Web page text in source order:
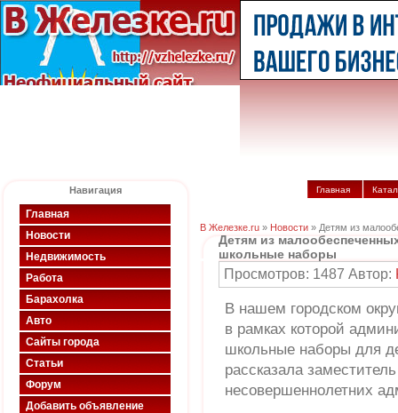
Навигация
Главная
Новости
Недвижимость
Работа
Барахолка
Авто
Сайты города
Статьи
Форум
Добавить объявление
Главная
В Железке.ru » Новости » Детям из
Детям из
школьные наборы
Просмотров: 1487 Автор:
В нашем городском
в рамках которой
школьные наборы для
рассказала
несовершеннолетних